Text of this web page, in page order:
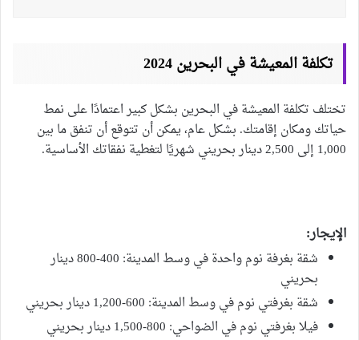
تكلفة المعيشة في البحرين 2024
تختلف تكلفة المعيشة في البحرين بشكل كبير اعتمادًا على نمط
حياتك ومكان إقامتك. بشكل عام، يمكن أن تتوقع أن تنفق ما بين
1,000 إلى 2,500 دينار بحريني شهريًا لتغطية نفقاتك الأساسية.
الإيجار:
شقة بغرفة نوم واحدة في وسط المدينة: 400-800 دينار
بحريني
شقة بغرفتي نوم في وسط المدينة: 600-1,200 دينار بحريني
فيلا بغرفتي نوم في الضواحي: 800-1,500 دينار بحريني